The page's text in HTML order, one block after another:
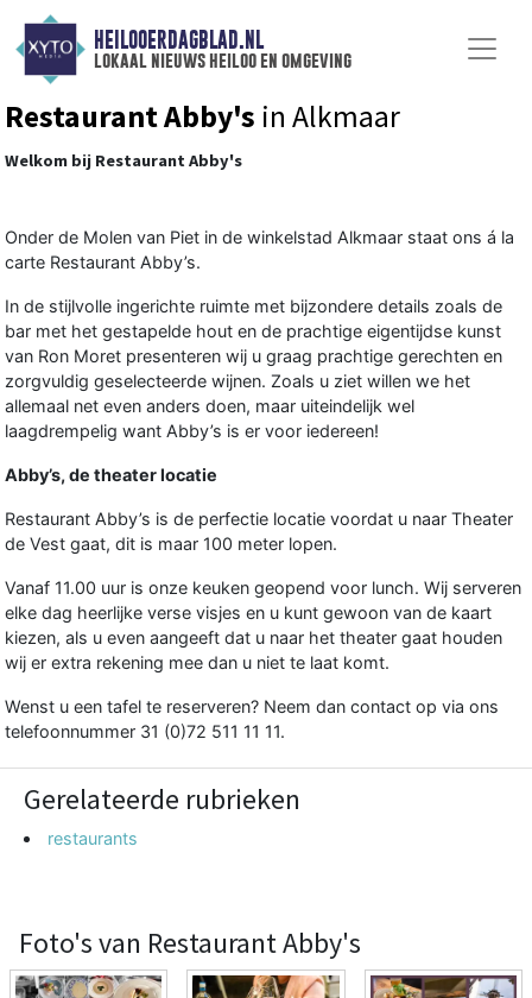
HEILOOERDAGBLAD.NL
lokaal nieuws heiloo en omgeving
Restaurant Abby's in Alkmaar
Welkom bij Restaurant Abby's
Onder de Molen van Piet in de winkelstad Alkmaar staat ons á la
carte Restaurant Abby’s.
In de stijlvolle ingerichte ruimte met bijzondere details zoals de
bar met het gestapelde hout en de prachtige eigentijdse kunst
van Ron Moret presenteren wij u graag prachtige gerechten en
zorgvuldig geselecteerde wijnen. Zoals u ziet willen we het
allemaal net even anders doen, maar uiteindelijk wel
laagdrempelig want Abby’s is er voor iedereen!
Abby’s, de theater locatie
Restaurant Abby’s is de perfectie locatie voordat u naar Theater
de Vest gaat, dit is maar 100 meter lopen.
Vanaf 11.00 uur is onze keuken geopend voor lunch. Wij serveren
elke dag heerlijke verse visjes en u kunt gewoon van de kaart
kiezen, als u even aangeeft dat u naar het theater gaat houden
wij er extra rekening mee dan u niet te laat komt.
Wenst u een tafel te reserveren? Neem dan contact op via ons
telefoonnummer 31 (0)72 511 11 11.
Gerelateerde rubrieken
restaurants
Foto's van Restaurant Abby's